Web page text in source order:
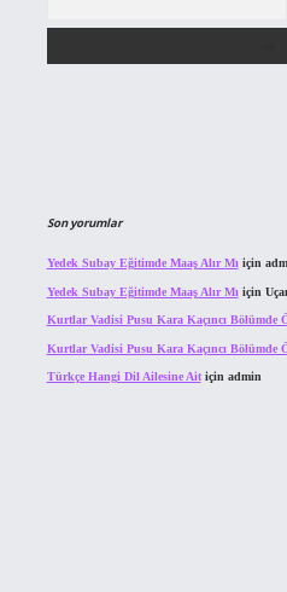
Son yorumlar
Yedek Subay Eğitimde Maaş Alır Mı için
Yedek Subay Eğitimde Maaş Alır Mı için
Kurtlar Vadisi Pusu Kara Kaçıncı Bölümde
Kurtlar Vadisi Pusu Kara Kaçıncı Bölümde
Türkçe Hangi Dil Ailesine Aitiçin admin